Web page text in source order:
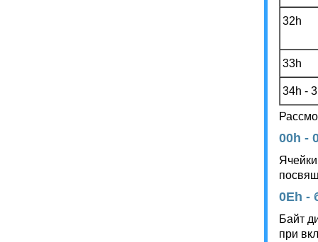
32h
33h
34h -
00h -
0Eh -
Байт
при